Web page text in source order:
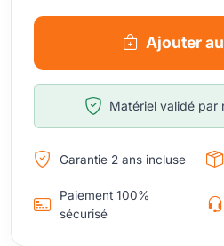
Ajouter
Matériel validé par
Garantie 2 ans incluse
Paiement 100%
sécurisé